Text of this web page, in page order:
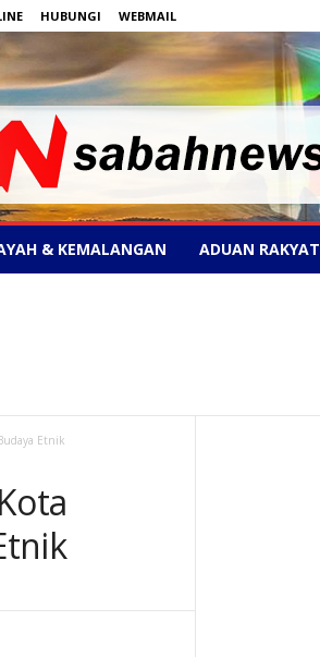
HUBUNGI WEBMAIL
& KEMALANGAN ADUAN RAKYAT
Etnik